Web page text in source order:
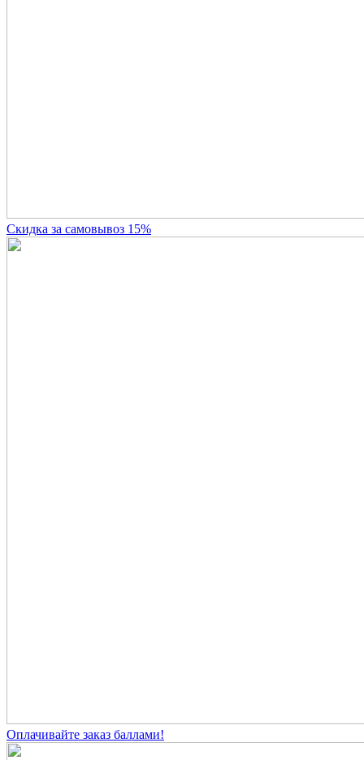
Скидка за самовывоз 15%
Оплачивайте заказ баллами!